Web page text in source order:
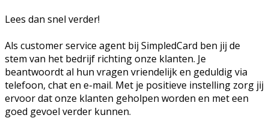
Lees dan snel verder!
Als customer service agent bij SimpledCard ben jij de
stem van het bedrijf richting onze klanten. Je
beantwoordt al hun vragen vriendelijk en geduldig via
telefoon, chat en e-mail. Met je positieve instelling zorg jij
ervoor dat onze klanten geholpen worden en met een
goed gevoel verder kunnen.